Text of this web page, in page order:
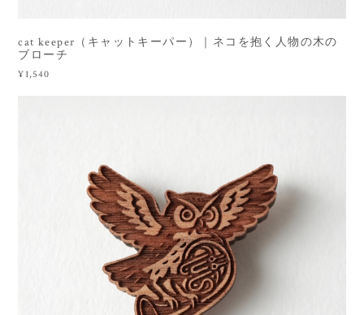
cat keeper（キャットキーパー）｜ネコを抱く人物の木の
ブローチ
¥1,540